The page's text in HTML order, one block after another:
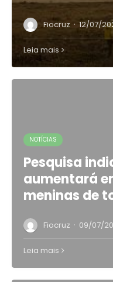
Fiocruz · 12/07/
Leia mais
NOTÍCIAS
Pesquisa
aumentará
meninas de
Fiocruz · 09/07/
Leia mais